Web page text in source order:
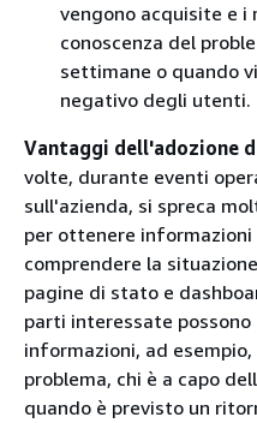
vengono acquisite e i
conoscenza del
settimane o quando
negativo degli utenti.
Vantaggi dell'adozione
volte, durante eventi
sull'azienda, si spreca
per ottenere
comprendere la
pagine di stato e
parti interessate
informazioni, ad
problema, chi è a capo
quando è previsto un